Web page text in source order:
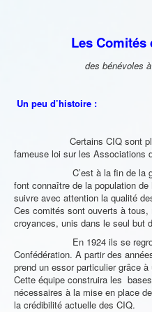
Les Comités
des bénévoles
Un peu d’histoire :
Certains CIQ sont plus
fameuse loi sur les Associations
C’est à la fin de la guerre
font connaître de la population
suivre avec attention la qualité
Ces comités sont ouverts à
croyances, unis dans le seul but
En 1924 ils se regroupent
Confédération. A partir des
prend un essor particulier grâce
Cette équipe construira les
nécessaires à la mise en place
la crédibilité actuelle des CIQ.